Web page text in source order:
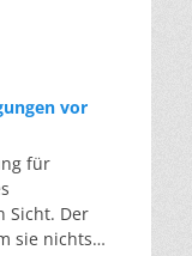
vor
für
Sicht. Der
sie nichts